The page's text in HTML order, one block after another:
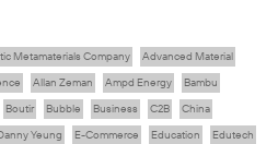
Metamaterials Company
Advanced Material
Allan Zeman Ampd Energy
Bambu
Boutir Bubble Business C2B
China
Yeung E-Commerce Education
Edutech